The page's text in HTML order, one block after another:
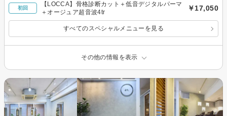
初回
【LOCCA】骨格診断カット＋低音デジタルパーマ
＋オージュア超音波4tr
￥17,050
すべてのスペシャルメニューを見る
その他の情報を表示